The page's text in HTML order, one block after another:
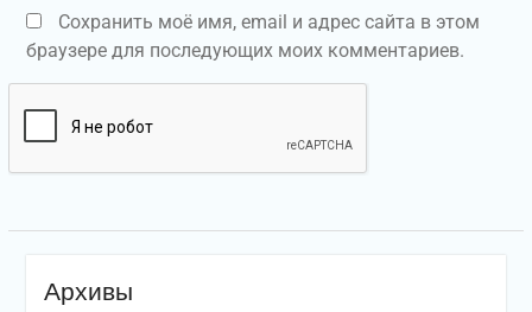
Сохранить моё имя, email и адрес сайта в этом
браузере для последующих моих комментариев.
Архивы